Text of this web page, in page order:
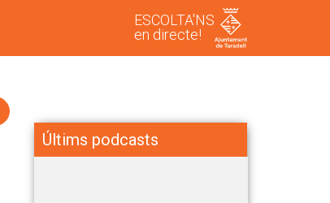
ESCOLTA'NS
en directe!
Últims podcasts